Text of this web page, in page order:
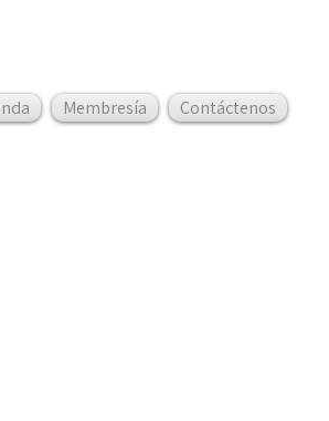
Membresía Contáctenos